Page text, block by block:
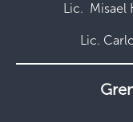
Lic. Misael
Lic.